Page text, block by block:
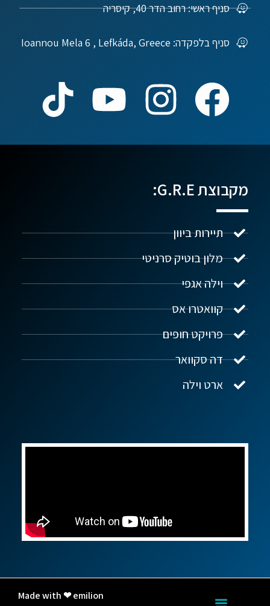
סניף ראשי: רחוב הדר 40, קיסריה
סניף בלפקדה: Ioannou Mela 6 , Lefkáda, Greece
מקבוצת G.R.E:
תיירות ביוון
מלון בוטיק סרניטי
וילה אגפי
קוואטרו אס
פרויקט חופים
דה סקוואר
ארט וילה
Made with ❤ emilion
נדל"ן ביוון G.R.E
שלום! איך אפשר לעזור?